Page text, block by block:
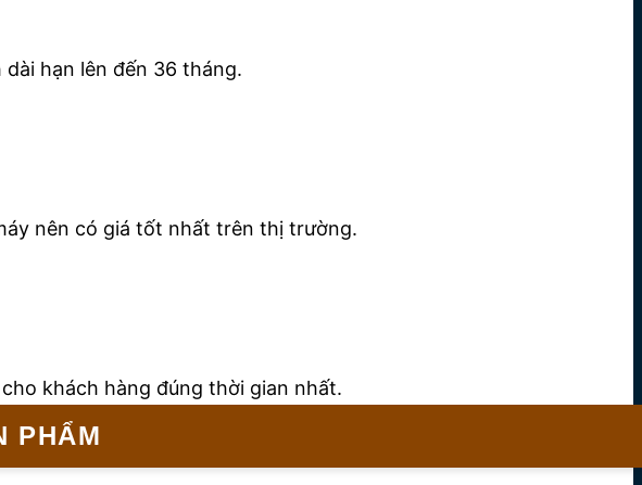
hạn lên đến 36 tháng.
nên có giá tốt nhất trên thị trường.
khách hàng đúng thời gian nhất.
PHẨM